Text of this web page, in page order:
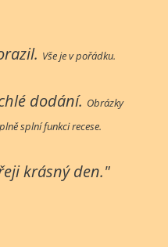
Vše je v pořádku.
dodání. Obrázky
splní funkci recese.
krásný den."